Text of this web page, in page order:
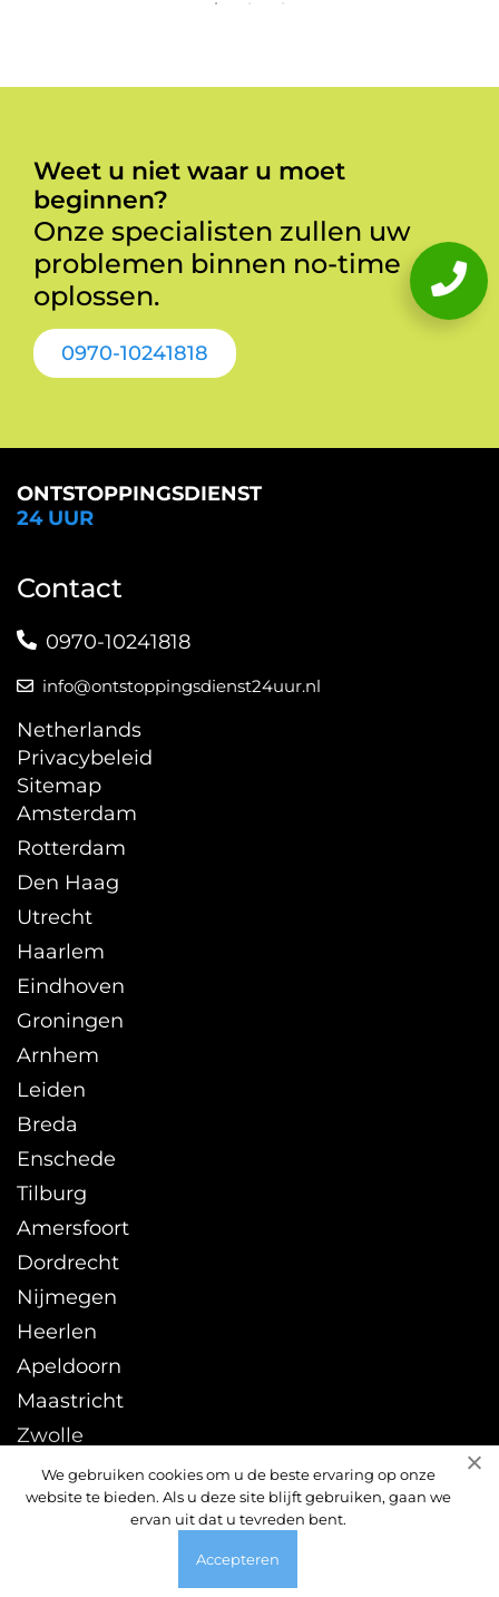
We gebruiken cookies om u de beste ervaring op onze
website te bieden. Als u deze site blijft gebruiken, gaan we
ervan uit dat u tevreden bent.
Accepteren
Weet u niet waar u moet
beginnen?
Onze specialisten zullen uw
problemen binnen no-time
oplossen.
0970-10241818
ONTSTOPPINGSDIENST
24 UUR
Contact
0970-10241818
info@ontstoppingsdienst24uur.nl
Netherlands
Privacybeleid
Sitemap
Amsterdam
Rotterdam
Den Haag
Utrecht
Haarlem
Eindhoven
Groningen
Arnhem
Leiden
Breda
Enschede
Tilburg
Amersfoort
Dordrecht
Nijmegen
Heerlen
Apeldoorn
Maastricht
Zwolle
Leeuwarden
Sittard